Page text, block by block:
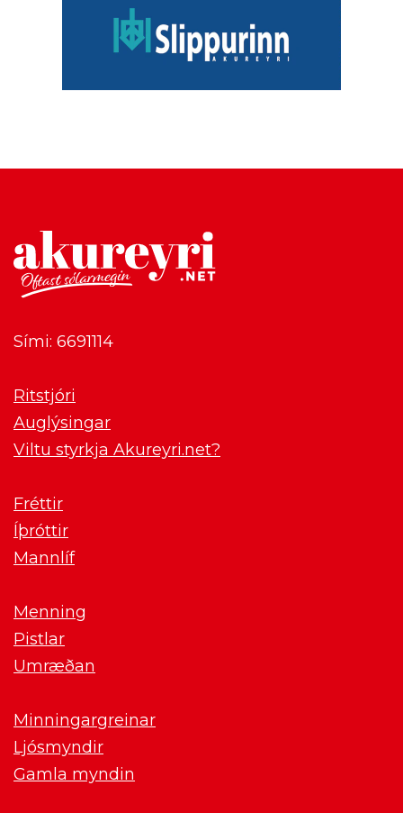
Sími: 6691114
Ritstjóri
Auglýsingar
Viltu styrkja Akureyri.net?
Fréttir
Íþróttir
Mannlíf
Menning
Pistlar
Umræðan
Minningargreinar
Ljósmyndir
Gamla myndin